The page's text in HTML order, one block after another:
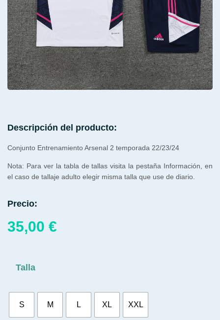
Descripción del producto:
Conjunto Entrenamiento Arsenal 2 temporada 22/23/24
Nota: Para ver la tabla de tallas visita la pestaña Información, en
el caso de tallaje adulto elegir misma talla que use de diario.
Precio:
35,00 €
Talla
S M L XL XXL